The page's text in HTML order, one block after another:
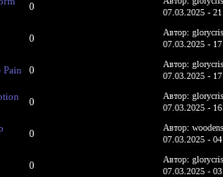
0
07.03.2025 -
0
Автор:
07.03.2025 -
Pain 0
Автор:
07.03.2025 -
0
Автор:
07.03.2025 -
0
Автор:
07.03.2025 -
0
Автор:
07.03.2025 -